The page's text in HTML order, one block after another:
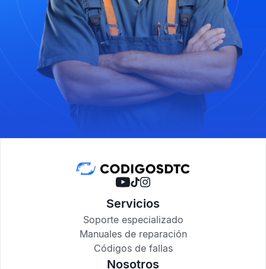
Servicios
Soporte especializado
Manuales de reparación
Códigos de fallas
Nosotros